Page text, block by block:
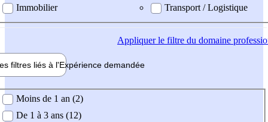
Immobilier
Transport / Logistique
Appliquerle filtre du domaine
filtres liés à l'Expérience demandée
demandée
Moins de 1 an (2)
De 1 à 3 ans (12)